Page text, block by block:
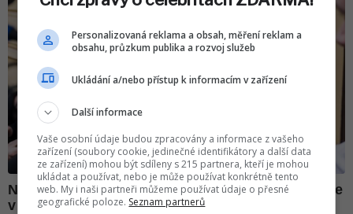
Personalizovaná reklama a obsah, měření reklam a
obsahu, průzkum publika a rozvoj služeb
Ukládání a/nebo přístup k informacím v zařízení
Další informace
Vaše osobní údaje budou zpracovány a informace z vašeho
zařízení (soubory cookie, jedinečné identifikátory a další data
ze zařízení) mohou být sdíleny s 215 partnera, kteří je mohou
ukládat a používat, nebo je může používat konkrétně tento
web. My i naši partneři můžeme používat údaje o přesné
geografické poloze. Seznam partnerů